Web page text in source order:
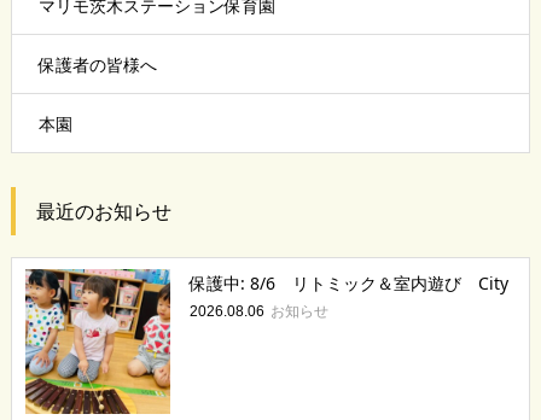
マリモ茨木ステーション保育園
保護者の皆様へ
本園
最近のお知らせ
保護中: 8/6 リトミック＆室内遊び City
2026.08.06 お知らせ